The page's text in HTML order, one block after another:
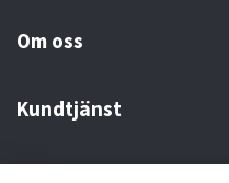
Om oss
Kundtjänst